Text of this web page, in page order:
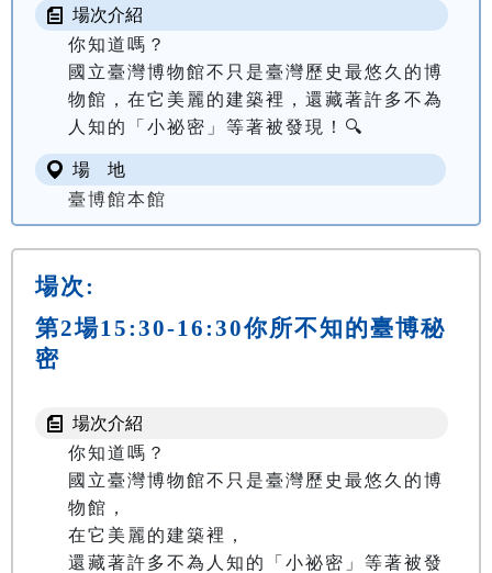
場次介紹
你知道嗎？
國立臺灣博物館不只是臺灣歷史最悠久的博
物館，在它美麗的建築裡，還藏著許多不為
人知的「小祕密」等著被發現！🔍
場 地
臺博館本館
場次:
第2場15:30-16:30你所不知的臺博秘
密
場次介紹
你知道嗎？
國立臺灣博物館不只是臺灣歷史最悠久的博
物館，
在它美麗的建築裡，
還藏著許多不為人知的「小祕密」等著被發